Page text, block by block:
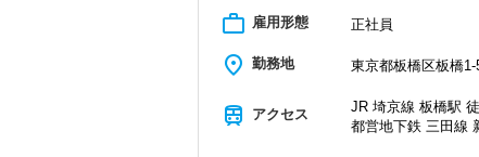
税法科目 １科目あたり１万円
会計科目 １科目あたり５，００
＜予備校の受講費用の補助＞
最大20万円が支給されます。（別途
（３）カフェのようなおしゃれな事務所
入り口には大きな水槽を置いて、お
応接室は、森・海・和と3つのテー
（４）コミュニケーション抜群の明るい
work_outline 雇用形態 正社員
place 勤務地 東京都板橋区板橋1-
train アクセス
JR 埼京線 板橋駅
都営地下鉄 三田線